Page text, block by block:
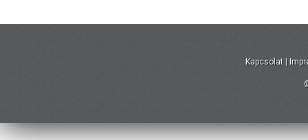
Kapcsolat |